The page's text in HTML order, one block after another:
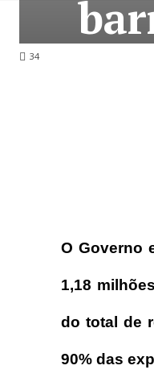
34
O Governo
1,18
do total de
90% das